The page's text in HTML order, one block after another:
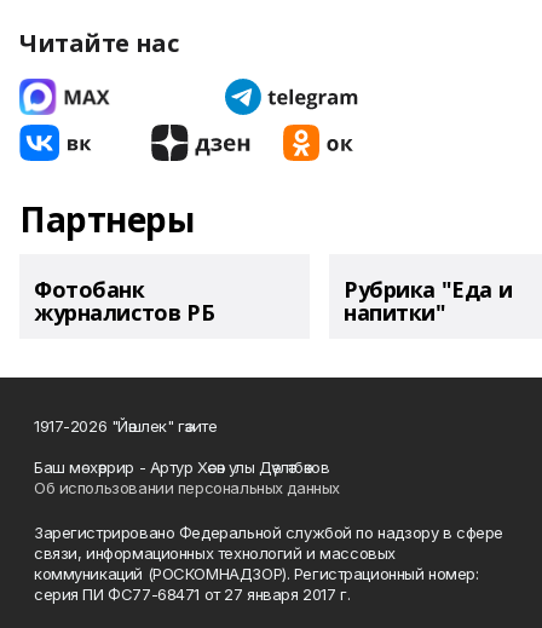
Читайте нас
Партнеры
Фотобанк
журналистов РБ
Рубрика "Еда и
напитки"
1917-2026 "Йәшлек" гәзите
Баш мөхәррир - Артур Хәсән улы Дәүләтбәков
Об использовании персональных данных
Зарегистрировано Федеральной службой по надзору в сфере
связи, информационных технологий и массовых
коммуникаций (РОСКОМНАДЗОР). Регистрационный номер:
серия ПИ ФС77-68471 от 27 января 2017 г.